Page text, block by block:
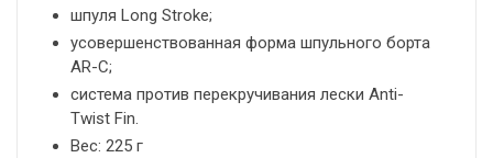
шпуля Long Stroke;
усовершенствованная форма шпульного борта
AR-C;
система против перекручивания лески Anti-
Twist Fin.
Вес: 225 г